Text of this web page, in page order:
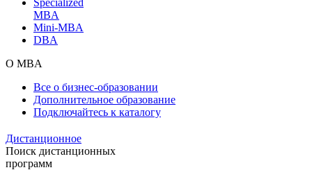
MBA
Mini-MBA
DBA
О MBA
Все о бизнес-образовании
Дополнительное образование
Подключайтесь к каталогу
Дистанционное
Поиск дистанционных
программ